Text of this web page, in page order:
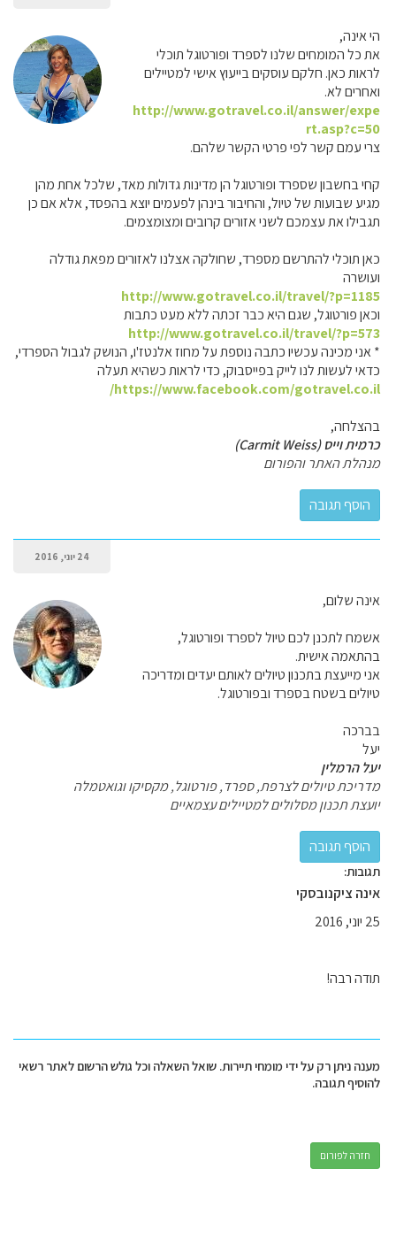
הי אינה,
את כל המומחים שלנו לספרד ופורטוגל תוכלי
לראות כאן. חלקם עוסקים בייעוץ אישי למטיילים
ואחרים לא.
http://www.gotravel.co.il/answer/expe
rt.asp?c=50
צרי עמם קשר לפי פרטי הקשר שלהם.
קחי בחשבון שספרד ופורטוגל הן מדינות גדולות מאד, שלכל אחת מהן
מגיע שבועות של טיול, והחיבור בינהן לפעמים יוצא בהפסד, אלא אם כן
תגבילו את עצמכם לשני אזורים קרובים ומצומצמים.
כאן תוכלי להתרשם מספרד, שחולקה אצלנו לאזורים מפאת גודלה
ועושרה
http://www.gotravel.co.il/travel/?p=1185
וכאן פורטוגל, שגם היא כבר זכתה ללא מעט כתבות
http://www.gotravel.co.il/travel/?p=573
* אני מכינה עכשיו כתבה נוספת על מחוז אלנטז'ו, הנושק לגבול הספרדי,
כדאי לעשות לנו לייק בפייסבוק, כדי לראות כשהיא תעלה
https://www.facebook.com/gotravel.co.il/
בהצלחה,
כרמית וייס (Carmit Weiss)
מנהלת האתר והפורום
24 יוני, 2016
אינה שלום,
אשמח לתכנן לכם טיול לספרד ופורטוגל,
בהתאמה אישית.
אני מייעצת בתכנון טיולים לאותם יעדים ומדריכה
טיולים בשטח בספרד ובפורטוגל.
בברכה
יעל
יעל הרמלין
מדריכת טיולים לצרפת, ספרד, פורטוגל, מקסיקו וגואטמלה
יועצת תכנון מסלולים למטיילים עצמאיים
תגובות:
אינה ציקנובסקי
25 יוני, 2016
תודה רבה!
מענה ניתן רק על ידי מומחי תיירות. שואל השאלה וכל גולש הרשום לאתר רשאי
להוסיף תגובה.
חזרה לפורום